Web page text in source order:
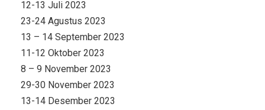
12-13 Juli 2023
23-24 Agustus 2023
13 – 14 September 2023
11-12 Oktober 2023
8 – 9 November 2023
29-30 November 2023
13-14 Desember 2023